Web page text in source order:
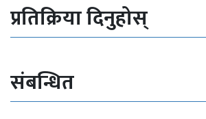
प्रतिक्रिया दिनुहोस्
संबन्धित